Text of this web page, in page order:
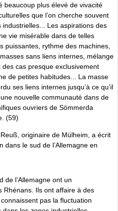
beaucoup plus élevé de vivacité
que l’on cherche souvent
Les aspirations des
vie misérable dans de telles
puissantes, rythme des machines,
sans liens internes, mélange
cas presque exclusivement
de petites habitudes... La masse
ses liens internes jusqu’à ce qu’il
nouvelle communauté dans de
ouvriers de Sömmerda
(59)
originaire de Mülheim, a écrit
dans le sud de l’Allemagne en
de l’Allemagne ont un
Rhénans. Ils ont affaire à des
pas la fluctuation